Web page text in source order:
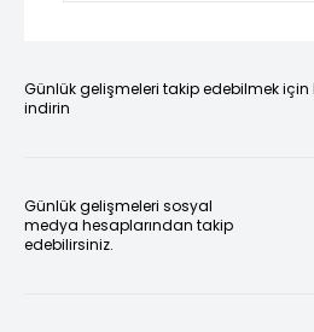
Günlük gelişmeleri takip edebilmek için
indirin
Günlük gelişmeleri sosyal
medya hesaplarından takip
edebilirsiniz.